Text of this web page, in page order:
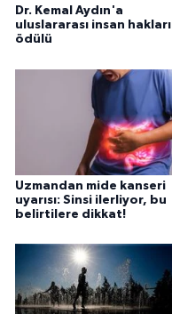
Dr. Kemal Aydın'a
uluslararası insan hakları
ödülü
Uzmandan mide kanseri
uyarısı: Sinsi ilerliyor, bu
belirtilere dikkat!